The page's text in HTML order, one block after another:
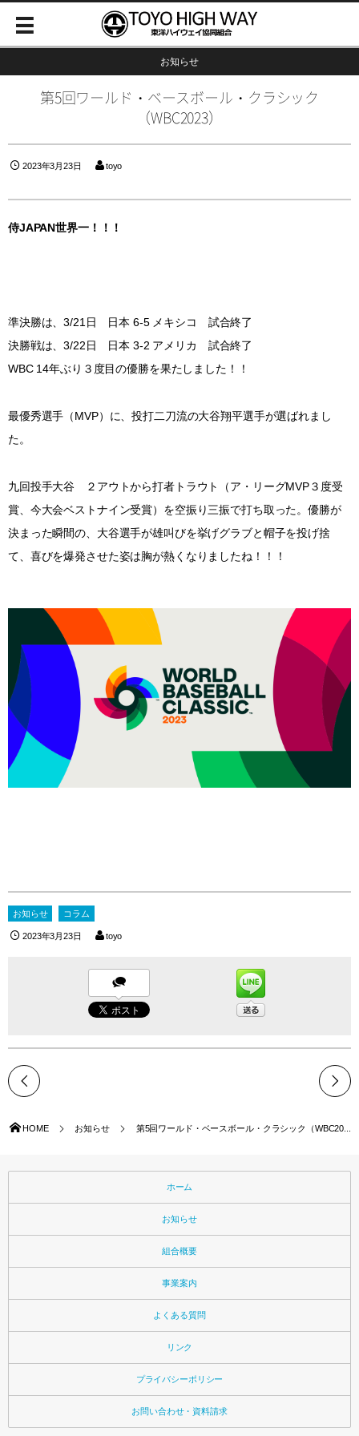
お知らせ
第5回ワールド・ベースボール・クラシック
（WBC2023）
2023年3月23日 toyo
侍JAPAN世界一！！！
準決勝は、3/21日 日本 6-5 メキシコ 試合終了
決勝戦は、3/22日 日本 3-2 アメリカ 試合終了
WBC 14年ぶり３度目の優勝を果たしました！！
最優秀選手（MVP）に、投打二刀流の大谷翔平選手が選ばれまし
た。
九回投手大谷 ２アウトから打者トラウト（ア・リーグMVP３度受
賞、今大会ベストナイン受賞）を空振り三振で打ち取った。優勝が
決まった瞬間の、大谷選手が雄叫びを挙げグラブと帽子を投げ捨
て、喜びを爆発させた姿は胸が熱くなりましたね！！！
お知らせ コラム
2023年3月23日 toyo
HOME お知らせ 第5回ワールド・ベースボール・クラシック（WBC20...
ホーム
お知らせ
組合概要
事業案内
よくある質問
リンク
プライバシーポリシー
お問い合わせ・資料請求